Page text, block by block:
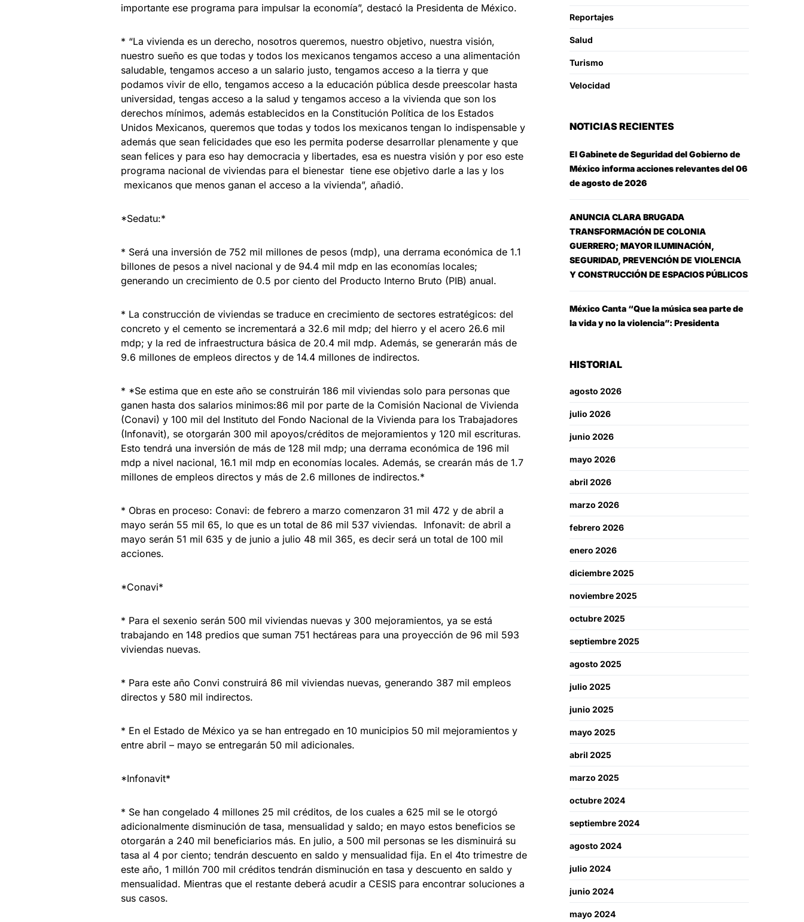
importante ese programa para impulsar la economía”, destacó la Presidenta de México.
* “La vivienda es un derecho, nosotros queremos, nuestro objetivo, nuestra visión,
nuestro sueño es que todas y todos los mexicanos tengamos acceso a una alimentación
saludable, tengamos acceso a un salario justo, tengamos acceso a la tierra y que
podamos vivir de ello, tengamos acceso a la educación pública desde preescolar hasta
universidad, tengas acceso a la salud y tengamos acceso a la vivienda que son los
derechos mínimos, además establecidos en la Constitución Política de los Estados
Unidos Mexicanos, queremos que todas y todos los mexicanos tengan lo indispensable y
además que sean felicidades que eso les permita poderse desarrollar plenamente y que
sean felices y para eso hay democracia y libertades, esa es nuestra visión y por eso este
programa nacional de viviendas para el bienestar tiene ese objetivo darle a las y los
mexicanos que menos ganan el acceso a la vivienda”, añadió.
*Sedatu:*
* Será una inversión de 752 mil millones de pesos (mdp), una derrama económica de 1.1
billones de pesos a nivel nacional y de 94.4 mil mdp en las economías locales;
generando un crecimiento de 0.5 por ciento del Producto Interno Bruto (PIB) anual.
* La construcción de viviendas se traduce en crecimiento de sectores estratégicos: del
concreto y el cemento se incrementará a 32.6 mil mdp; del hierro y el acero 26.6 mil
mdp; y la red de infraestructura básica de 20.4 mil mdp. Además, se generarán más de
9.6 millones de empleos directos y de 14.4 millones de indirectos.
* *Se estima que en este año se construirán 186 mil viviendas solo para personas que
ganen hasta dos salarios minimos:86 mil por parte de la Comisión Nacional de Vivienda
(Conavi) y 100 mil del Instituto del Fondo Nacional de la Vivienda para los Trabajadores
(Infonavit), se otorgarán 300 mil apoyos/créditos de mejoramientos y 120 mil escrituras.
Esto tendrá una inversión de más de 128 mil mdp; una derrama económica de 196 mil
mdp a nivel nacional, 16.1 mil mdp en economías locales. Además, se crearán más de 1.7
millones de empleos directos y más de 2.6 millones de indirectos.*
* Obras en proceso: Conavi: de febrero a marzo comenzaron 31 mil 472 y de abril a
mayo serán 55 mil 65, lo que es un total de 86 mil 537 viviendas. Infonavit: de abril a
mayo serán 51 mil 635 y de junio a julio 48 mil 365, es decir será un total de 100 mil
acciones.
*Conavi*
* Para el sexenio serán 500 mil viviendas nuevas y 300 mejoramientos, ya se está
trabajando en 148 predios que suman 751 hectáreas para una proyección de 96 mil 593
viviendas nuevas.
* Para este año Convi construirá 86 mil viviendas nuevas, generando 387 mil empleos
directos y 580 mil indirectos.
* En el Estado de México ya se han entregado en 10 municipios 50 mil mejoramientos y
entre abril – mayo se entregarán 50 mil adicionales.
*Infonavit*
* Se han congelado 4 millones 25 mil créditos, de los cuales a 625 mil se le otorgó
adicionalmente disminución de tasa, mensualidad y saldo; en mayo estos beneficios se
otorgarán a 240 mil beneficiarios más. En julio, a 500 mil personas se les disminuirá su
tasa al 4 por ciento; tendrán descuento en saldo y mensualidad fija. En el 4to trimestre de
este año, 1 millón 700 mil créditos tendrán disminución en tasa y descuento en saldo y
mensualidad. Mientras que el restante deberá acudir a CESIS para encontrar soluciones a
sus casos.
Reportajes
Salud
Turismo
Velocidad
NOTICIAS RECIENTES
El Gabinete de Seguridad del Gobierno de
México informa acciones relevantes del 06
de agosto de 2026
ANUNCIA CLARA BRUGADA
TRANSFORMACIÓN DE COLONIA
GUERRERO; MAYOR ILUMINACIÓN,
SEGURIDAD, PREVENCIÓN DE VIOLENCIA
Y CONSTRUCCIÓN DE ESPACIOS PÚBLICOS
México Canta “Que la música sea parte de
la vida y no la violencia”: Presidenta
HISTORIAL
agosto 2026
julio 2026
junio 2026
mayo 2026
abril 2026
marzo 2026
febrero 2026
enero 2026
diciembre 2025
noviembre 2025
octubre 2025
septiembre 2025
agosto 2025
julio 2025
junio 2025
mayo 2025
abril 2025
marzo 2025
octubre 2024
septiembre 2024
agosto 2024
julio 2024
junio 2024
mayo 2024